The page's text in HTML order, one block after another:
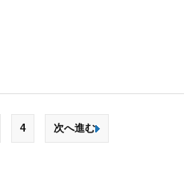
4 次へ進む